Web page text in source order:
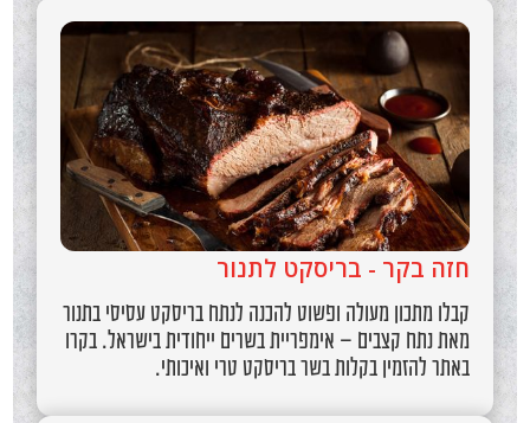
חזה בקר - בריסקט לתנור
קבלו מתכון מעולה ופשוט להכנה לנתח בריסקט עסיסי בתנור
מאת נתח קצבים – אימפריית בשרים ייחודית בישראל. בקרו
באתר להזמין בקלות בשר בריסקט טרי ואיכותי.